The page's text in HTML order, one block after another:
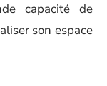
capacité de
son espace